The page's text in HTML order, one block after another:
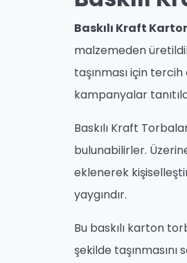
Baskılı Kraft
malzemeden
taşınması için
kampanyalar
Baskılı Kraft
bulunabilirler.
eklenerek
yaygındır.
Bu baskılı karton
şekilde